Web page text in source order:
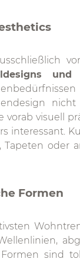
und
visuell
interessant.
oder
Formen
sind